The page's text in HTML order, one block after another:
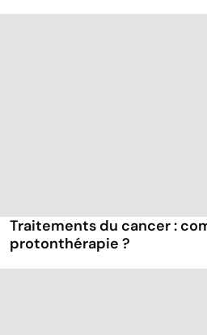
Traitements du cancer :
protonthérapie ?